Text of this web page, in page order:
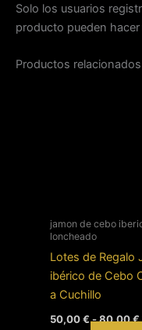
Solo los usuarios
producto pueden
Productos relacionados
jamon de cebo
loncheado
Lotes de Regalo
ibérico de Cebo
a Cuchillo
50,00€ -80,00€